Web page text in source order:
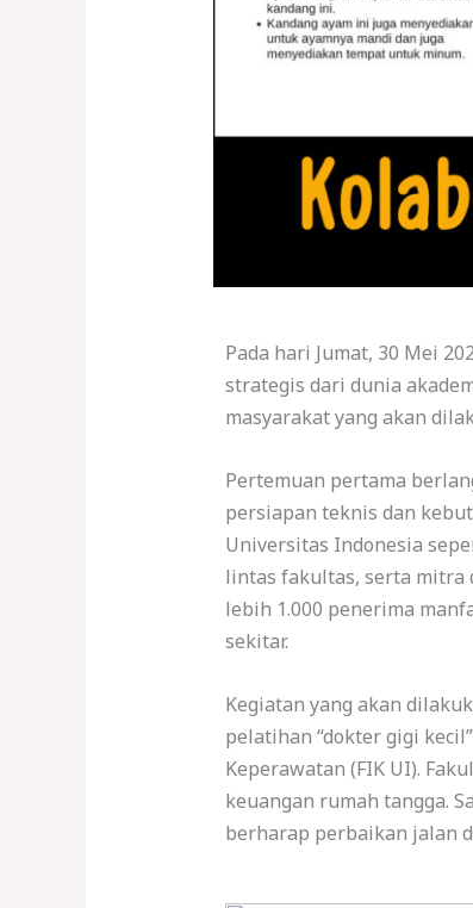
Pada hari Jumat, 30 Mei
strategis dari dunia
masyarakat yang akan
Pertemuan pertama
persiapan teknis dan
Universitas Indonesia
lintas fakultas, serta mitra
lebih 1.000 penerima
sekitar.
Kegiatan yang akan
pelatihan “dokter gigi
Keperawatan (FIK UI).
keuangan rumah tangga.
berharap perbaikan jalan